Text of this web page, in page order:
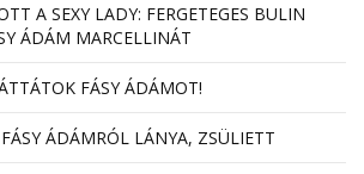
A SEXY LADY: FERGETEGES BULIN
ÁDÁM MARCELLINÁT
FÁSY ÁDÁMOT!
ÁDÁMRÓL LÁNYA, ZSÜLIETT